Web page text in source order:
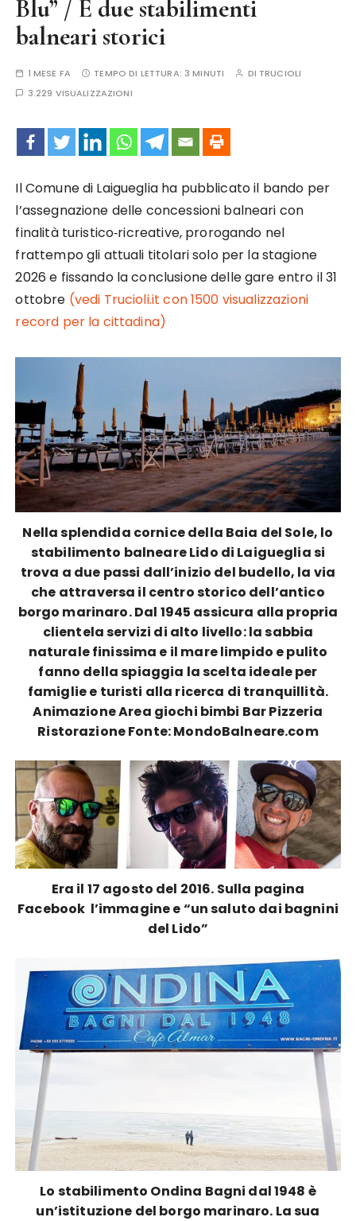
Blu” / E due stabilimenti
balneari storici
1 MESE FA TEMPO DI LETTURA: 3 MINUTI DI TRUCIOLI
3.229 VISUALIZZAZIONI
Il Comune di Laigueglia ha pubblicato il bando per
l’assegnazione delle concessioni balneari con
finalità turistico‑ricreative, prorogando nel
frattempo gli attuali titolari solo per la stagione
2026 e fissando la conclusione delle gare entro il 31
ottobre (vedi Trucioli.it con 1500 visualizzazioni
record per la cittadina)
Nella splendida cornice della Baia del Sole, lo
stabilimento balneare Lido di Laigueglia si
trova a due passi dall’inizio del budello, la via
che attraversa il centro storico dell’antico
borgo marinaro. Dal 1945 assicura alla propria
clientela servizi di alto livello: la sabbia
naturale finissima e il mare limpido e pulito
fanno della spiaggia la scelta ideale per
famiglie e turisti alla ricerca di tranquillità.
Animazione Area giochi bimbi Bar Pizzeria
Ristorazione Fonte: MondoBalneare.com
Era il 17 agosto del 2016. Sulla pagina
Facebook l’immagine e “un saluto dai bagnini
del Lido”
Lo stabilimento Ondina Bagni dal 1948 è
un’istituzione del borgo marinaro. La sua